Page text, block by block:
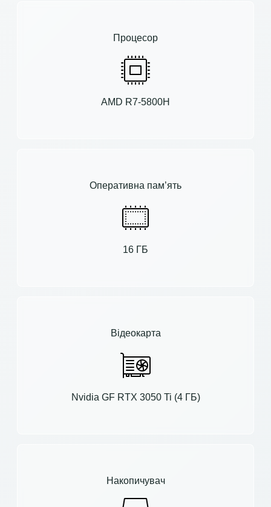
Процесор
AMD R7-5800H
Оперативна пам’ять
16 ГБ
Відеокарта
Nvidia GF RTX 3050 Ti (4 ГБ)
Накопичувач